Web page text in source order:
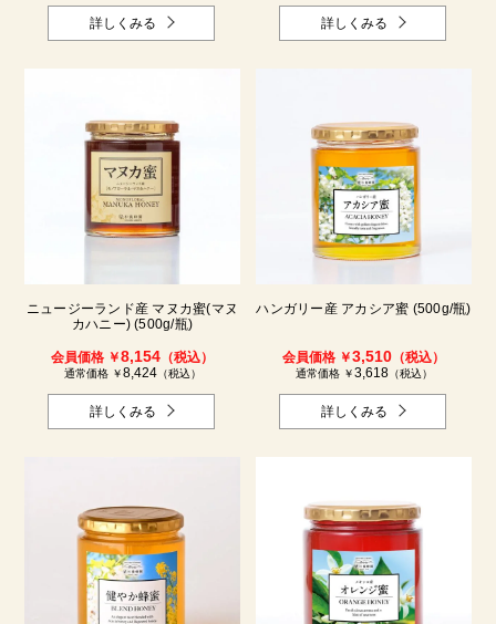
詳しくみる 詳しくみる
ニュージーランド産 マヌカ蜜(マヌ
カハニー) (500g/瓶)
会員価格 ￥8,154 （税込）
通常価格 ￥8,424（税込）
詳しくみる
ハンガリー産 アカシア蜜 (500g/瓶)
会員価格 ￥3,510 （税込）
通常価格 ￥3,618（税込）
詳しくみる